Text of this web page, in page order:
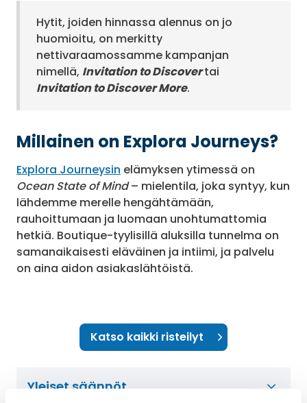
Hytit, joiden hinnassa alennus on jo
huomioitu, on merkitty
nettivaraamossamme kampanjan
nimellä, Invitation to Discovertai
Invitation to Discover More.
Millainen on Explora Journeys?
Explora Journeysin elämyksen ytimessä on
Ocean State of Mind– mielentila, joka syntyy, kun
lähdemme merelle hengähtämään,
rauhoittumaan ja luomaan unohtumattomia
hetkiä. Boutique-tyylisillä aluksilla tunnelma on
samanaikaisesti eläväinen ja intiimi, ja palvelu
on aina aidon asiakaslähtöistä.
Katso kaikki risteilyt
Yleiset säännöt